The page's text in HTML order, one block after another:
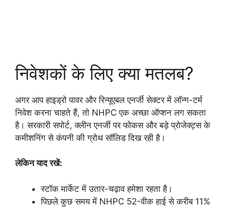
निवेशकों के लिए क्या मतलब?
अगर आप हाइड्रो पावर और रिन्यूएबल एनर्जी सेक्टर में लॉन्ग-टर्म
निवेश करना चाहते हैं, तो NHPC एक अच्छा ऑप्शन लग सकता
है। सरकारी सपोर्ट, क्लीन एनर्जी पर फोकस और बड़े प्रोजेक्ट्स के
कमीशनिंग से कंपनी की ग्रोथ सॉलिड दिख रही है।
लेकिन याद रखें:
स्टॉक मार्केट में उतार-चढ़ाव हमेशा रहता है।
पिछले कुछ समय में NHPC 52-वीक हाई से करीब 11%